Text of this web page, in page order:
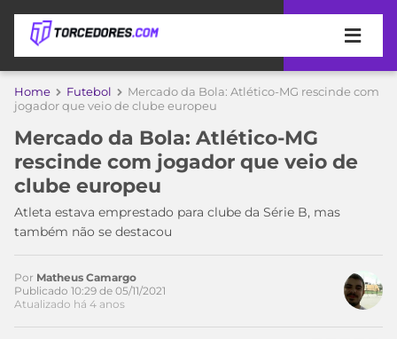
APOSTAS
DE
APOSTA
MELHORES
SITES
DE
APOSTAS
2026
COPA
DO
MUNDO
TIMES
MEU
TIME
CAMPEONATOS
Home Futebol
Mercado da Bola: Atlético-MG rescinde com
jogador que veio de clube europeu
Mercado da Bola: Atlético-MG
rescinde com jogador que veio de
clube europeu
Atleta estava emprestado para clube da Série B, mas
também não se destacou
Acesse o perfil do autor
no Twitter
Por Matheus Camargo
Publicado 10:29 de 05/11/2021
Atualizado há 4 anos